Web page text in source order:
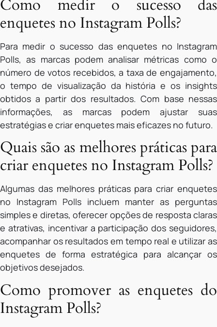
Como medir o sucesso das
enquetes no Instagram Polls?
Para medir o sucesso das enquetes no Instagram
Polls, as marcas podem analisar métricas como o
número de votos recebidos, a taxa de engajamento,
o tempo de visualização da história e os insights
obtidos a partir dos resultados. Com base nessas
informações, as marcas podem ajustar suas
estratégias e criar enquetes mais eficazes no futuro.
Quais são as melhores práticas para
criar enquetes no Instagram Polls?
Algumas das melhores práticas para criar enquetes
no Instagram Polls incluem manter as perguntas
simples e diretas, oferecer opções de resposta claras
e atrativas, incentivar a participação dos seguidores,
acompanhar os resultados em tempo real e utilizar as
enquetes de forma estratégica para alcançar os
objetivos desejados.
Como promover as enquetes do
Instagram Polls?